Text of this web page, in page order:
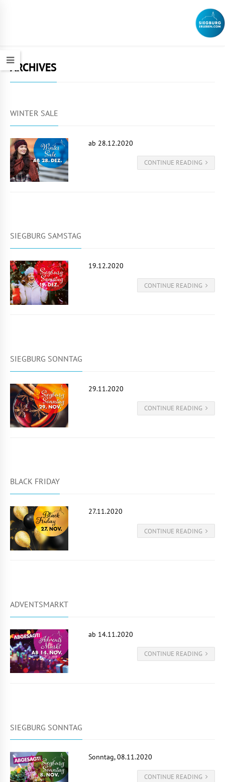
ARCHIVES
WINTER SALE
ab 28.12.2020
CONTINUE READING
SIEGBURG SAMSTAG
19.12.2020
CONTINUE READING
SIEGBURG SONNTAG
29.11.2020
CONTINUE READING
BLACK FRIDAY
27.11.2020
CONTINUE READING
ADVENTSMARKT
ab 14.11.2020
CONTINUE READING
SIEGBURG SONNTAG
Sonntag, 08.11.2020
CONTINUE READING